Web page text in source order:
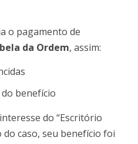
o pagamento de
da Ordem, assim:
benefício
do “Escritório
do caso, seu benefício foi